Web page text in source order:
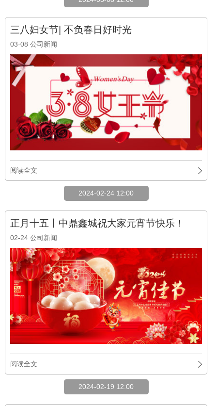
三八妇女节| 不负春日好时光
03-08 公司新闻
阅读全文
2024-02-24 12:00
正月十五丨中鼎鑫城祝大家元宵节快乐！
02-24 公司新闻
阅读全文
2024-02-19 12:00